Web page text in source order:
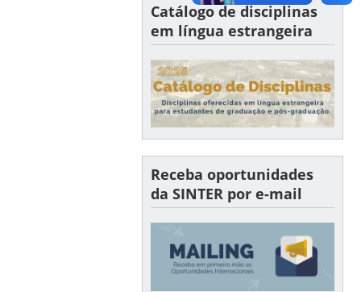
Catálogo de disciplinas
em língua estrangeira
Receba oportunidades
da SINTER por e-mail